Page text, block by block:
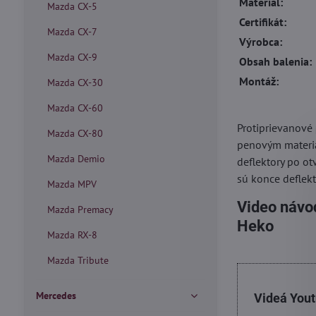
Certifikát:
Výrobca:
Obsah balenia:
Montáž:
penovým
deflektory po
sú konce
Video
Heko
Videá
Mazda CX-5
Mazda CX-7
Mazda CX-9
Mazda CX-30
Mazda CX-60
Mazda CX-80
Mazda Demio
Mazda MPV
Mazda Premacy
Mazda RX-8
Mazda Tribute
Mercedes